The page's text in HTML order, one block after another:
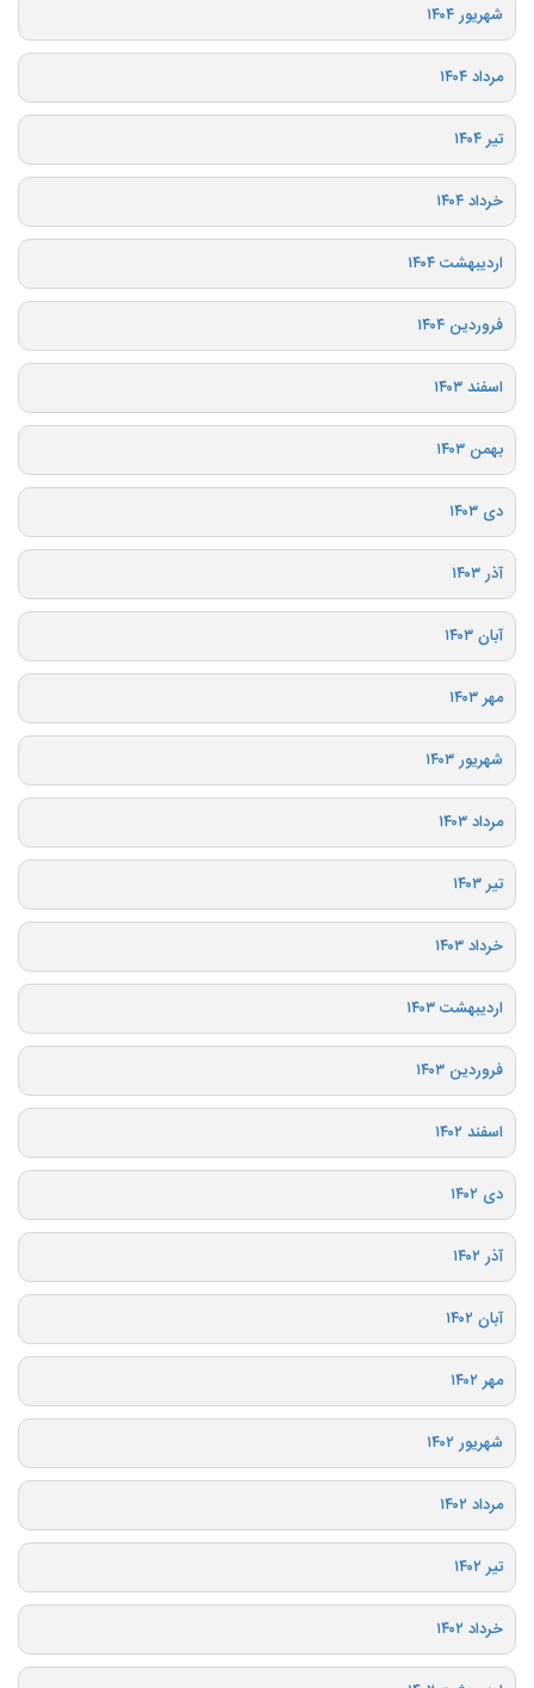
شهریور ۱۴۰۴
مرداد ۱۴۰۴
تیر ۱۴۰۴
خرداد ۱۴۰۴
اردیبهشت ۱۴۰۴
فروردین ۱۴۰۴
اسفند ۱۴۰۳
بهمن ۱۴۰۳
دی ۱۴۰۳
آذر ۱۴۰۳
آبان ۱۴۰۳
مهر ۱۴۰۳
شهریور ۱۴۰۳
مرداد ۱۴۰۳
تیر ۱۴۰۳
خرداد ۱۴۰۳
اردیبهشت ۱۴۰۳
فروردین ۱۴۰۳
اسفند ۱۴۰۲
دی ۱۴۰۲
آذر ۱۴۰۲
آبان ۱۴۰۲
مهر ۱۴۰۲
شهریور ۱۴۰۲
مرداد ۱۴۰۲
تیر ۱۴۰۲
خرداد ۱۴۰۲